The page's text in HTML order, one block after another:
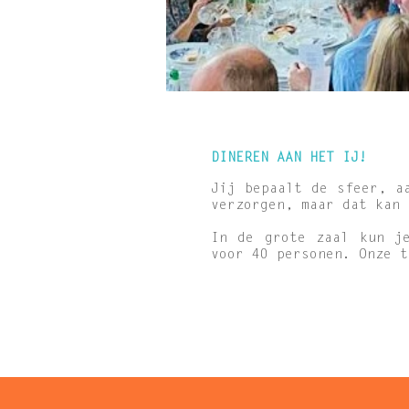
DINEREN AAN HET IJ!
Jij bepaalt de sfeer,
verzorgen, maar dat
In de grote zaal kun
voor 40 personen.